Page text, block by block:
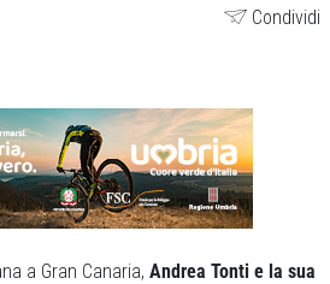
Condividi
a Gran Canaria, Andrea Tonti e la sua